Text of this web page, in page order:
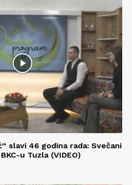
slavi 46 godina rada: Svečani
u Tuzla (VIDEO)